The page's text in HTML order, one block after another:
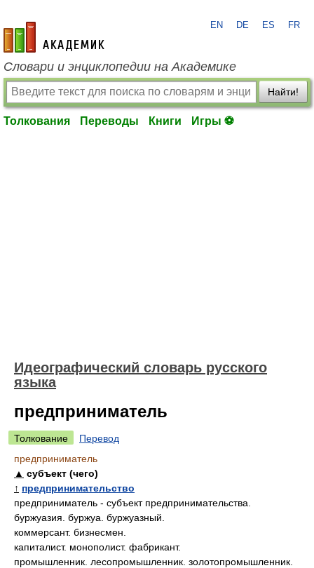
academic.ru
EN DE ES FR
Словари и энциклопедии на Академике
Найти!
Толкования Переводы Книги Игры ⚽
Идеографический словарь русского
языка
предприниматель
Толкование
Перевод
предприниматель
▲ субъект (чего)
↑ предпринимательство
предприниматель - субъект предпринимательства.
буржуазия. буржуа. буржуазный.
коммерсант. бизнесмен.
капиталист. монополист. фабрикант.
промышленник. лесопромышленник. золотопромышленник.